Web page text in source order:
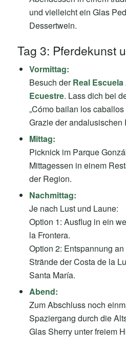
und vielleicht ein Glas
Dessertwein.
Tag 3: Pferdekunst
Vormittag:
Besuch derReal
Ecuestre. Lass dich bei
„Cómo bailan los
Grazie der andalusischen
Mittag:
Picknick im Parque
Mittagessen in einem
der Region.
Nachmittag:
Je nach Lust und Laune:
Option 1: Ausflug in ein
la Frontera.
Option 2: Entspannung
Strände der Costa de la
Santa María.
Abend:
Zum Abschluss noch
Spaziergang durch die
Glas Sherry unter freiem